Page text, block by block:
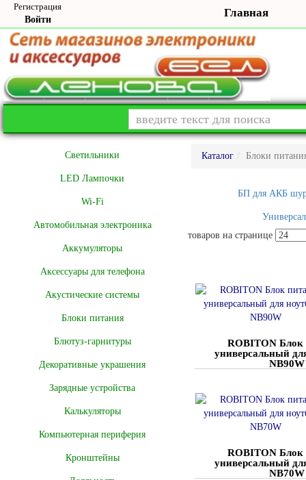
Регистрация
Войти
Главная
Cветильники
LED Лампочки
Wi-Fi
Автомобильная электроника
Аккумуляторы
Аксессуары для телефона
Акустические системы
Блоки питания
Блютуз-гарнитуры
Декоративные украшения
Зарядные устройства
Калькуляторы
Компьютерная периферия
Кронштейны
Каталог Блоки
БП для АКБ
товаров на странице
ROBITON Блок
универсальный
NB90W
ROBITON Блок
универсальный
NB70W